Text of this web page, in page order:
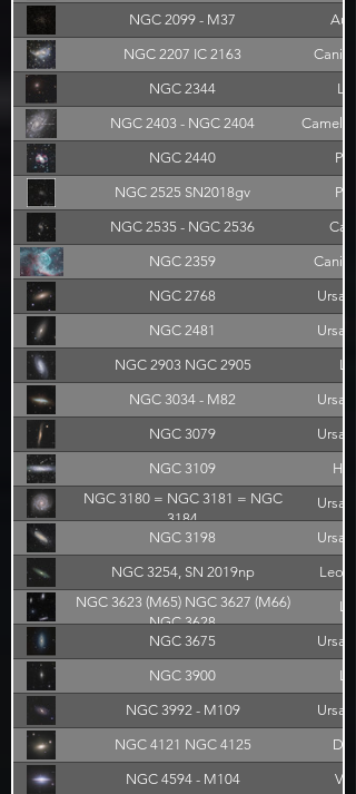
NGC 2099 - M37
NGC 2207 IC 2163 Canis
NGC 2344
NGC 2403 - NGC 2404
NGC 2440
NGC 2525 SN2018gv
NGC 2535 - NGC 2536
NGC 2359 Canis
NGC 2768 Ursa
NGC 2481 Ursa
NGC 2903 NGC 2905 Leo
NGC 3034 - M82 Ursa
NGC 3079 Ursa
NGC 3109
NGC 3180 = NGC 3181 = NGC
3184
Ursa
NGC 3198 Ursa
NGC 3254, SN 2019np
Leo
NGC 3623 (M65) NGC 3627 (M66)
NGC 3628
Leo
NGC 3675 Ursa
NGC 3900 Leo
NGC 3992 - M109 Ursa
NGC 4121 NGC 4125
NGC 4594 - M104